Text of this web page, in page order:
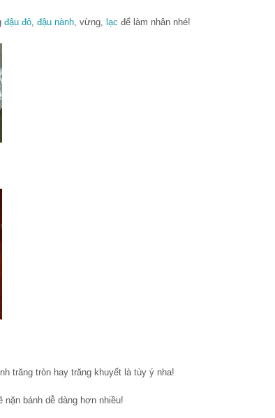
đậu đỏ, đậu nành, vừng, lạc để làm nhân nhé!
trăng tròn hay trăng khuyết là tùy ý nha!
bánh dễ dàng hơn nhiều!